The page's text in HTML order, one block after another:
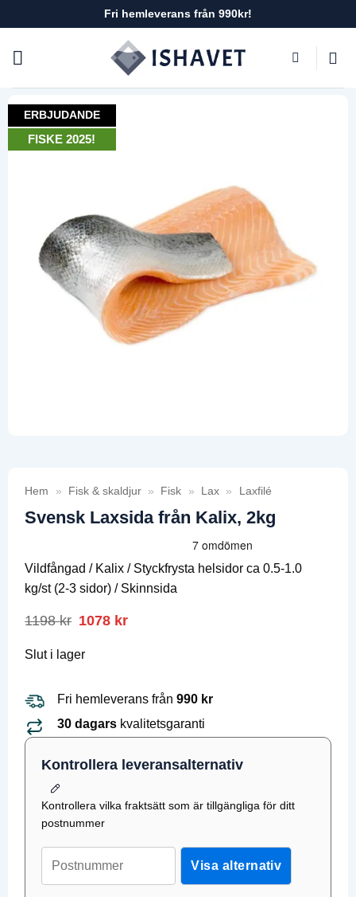
to
content
Fri hemleverans från 990kr!
ERBJUDANDE
FISKE 2025!
Hem » Fisk & skaldjur » Fisk » Lax » Laxfilé
Svensk Laxsida från Kalix, 2kg
Vildfångad / Kalix / Styckfrysta helsidor ca 0.5-1.0
kg/st (2-3 sidor) / Skinnsida
1198kr Det
var:
1078 krDet
Slut i lager
Fri hemleverans från990 kr
30 dagars kvalitetsgaranti
Kontrollera leveransalternativ
Kontrollera vilka fraktsätt som är tillgängliga för ditt
postnummer
Visa alternativ